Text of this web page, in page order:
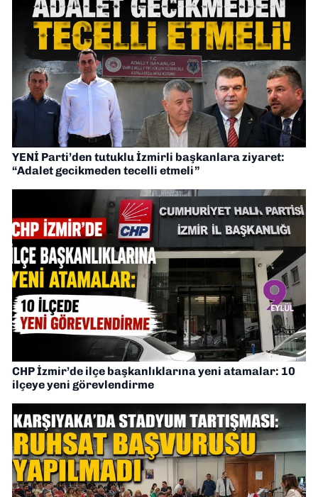
YENİ Parti’den tutuklu İzmirli başkanlara ziyaret:
“Adalet gecikmeden tecelli etmeli”
CHP İzmir’de ilçe başkanlıklarına yeni atamalar: 10
ilçeye yeni görevlendirme